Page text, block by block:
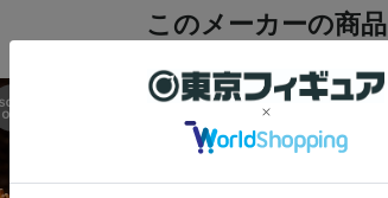
このメーカーの商品